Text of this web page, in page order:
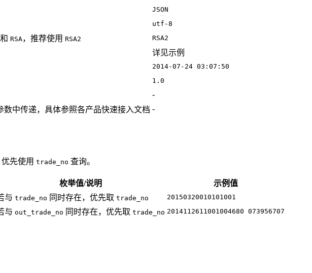
JSON
utf-8
和 RSA，推荐使用 RSA2
RSA2
详见示例
2014-07-24 03:07:50
1.0
-
中传递，具体参照各产品快速接入文档 -
先使用 trade_no 查询。
枚举值/说明 示例值
与 trade_no 同时存在，优先取 trade_no
20150320010101001
与 out_trade_no 同时存在，优先取 trade_no 2014112611001004680 073956707